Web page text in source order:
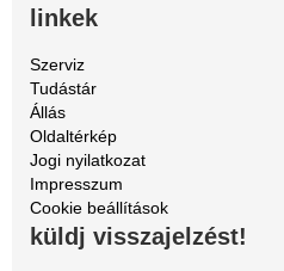
linkek
Szerviz
Tudástár
Állás
Oldaltérkép
Jogi nyilatkozat
Impresszum
Cookie beállítások
küldj visszajelzést!